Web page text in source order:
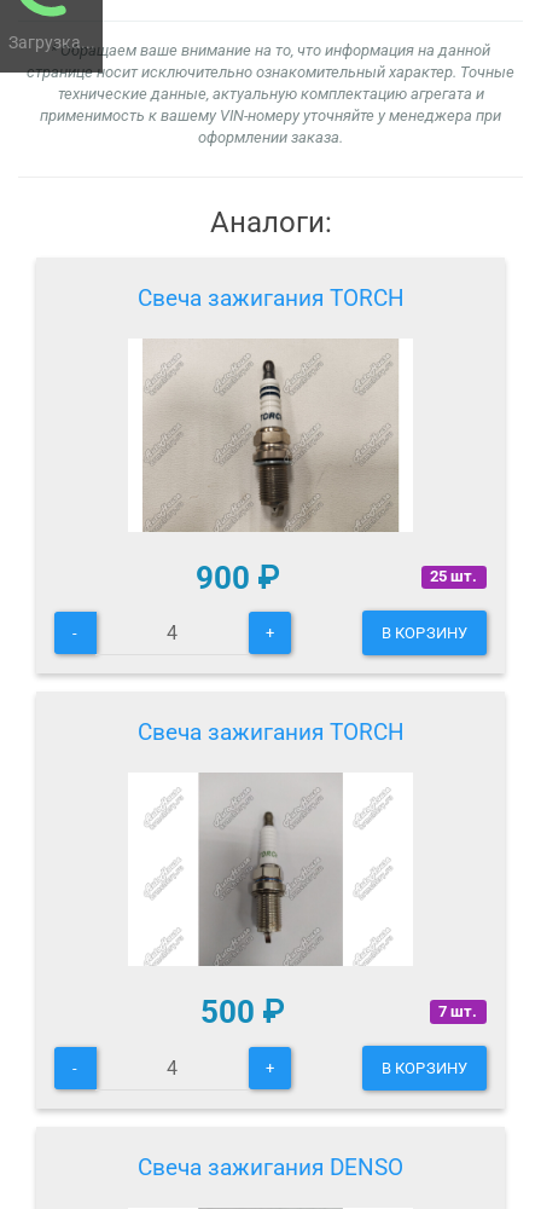
Загрузка...* Обращаем ваше внимание на то, что информация на данной
странице носит исключительно ознакомительный характер. Точные
технические данные, актуальную комплектацию агрегата и
применимость к вашему VIN-номеру уточняйте у менеджера при
оформлении заказа.
Аналоги:
Свеча зажигания TORCH
25 шт.
900 ₽
- + В КОРЗИНУ
Свеча зажигания TORCH
7 шт.
500 ₽
- + В КОРЗИНУ
Свеча зажигания DENSO